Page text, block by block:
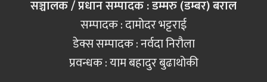
सञ्चालक / प्रधान सम्पादक : डम्मरु (डम्बर) बराल
सम्पादक : दामोदर भट्टराई
डेक्स सम्पादक : नर्वदा निरौला
प्रवन्धक : याम बहादुर बुढाथोकी